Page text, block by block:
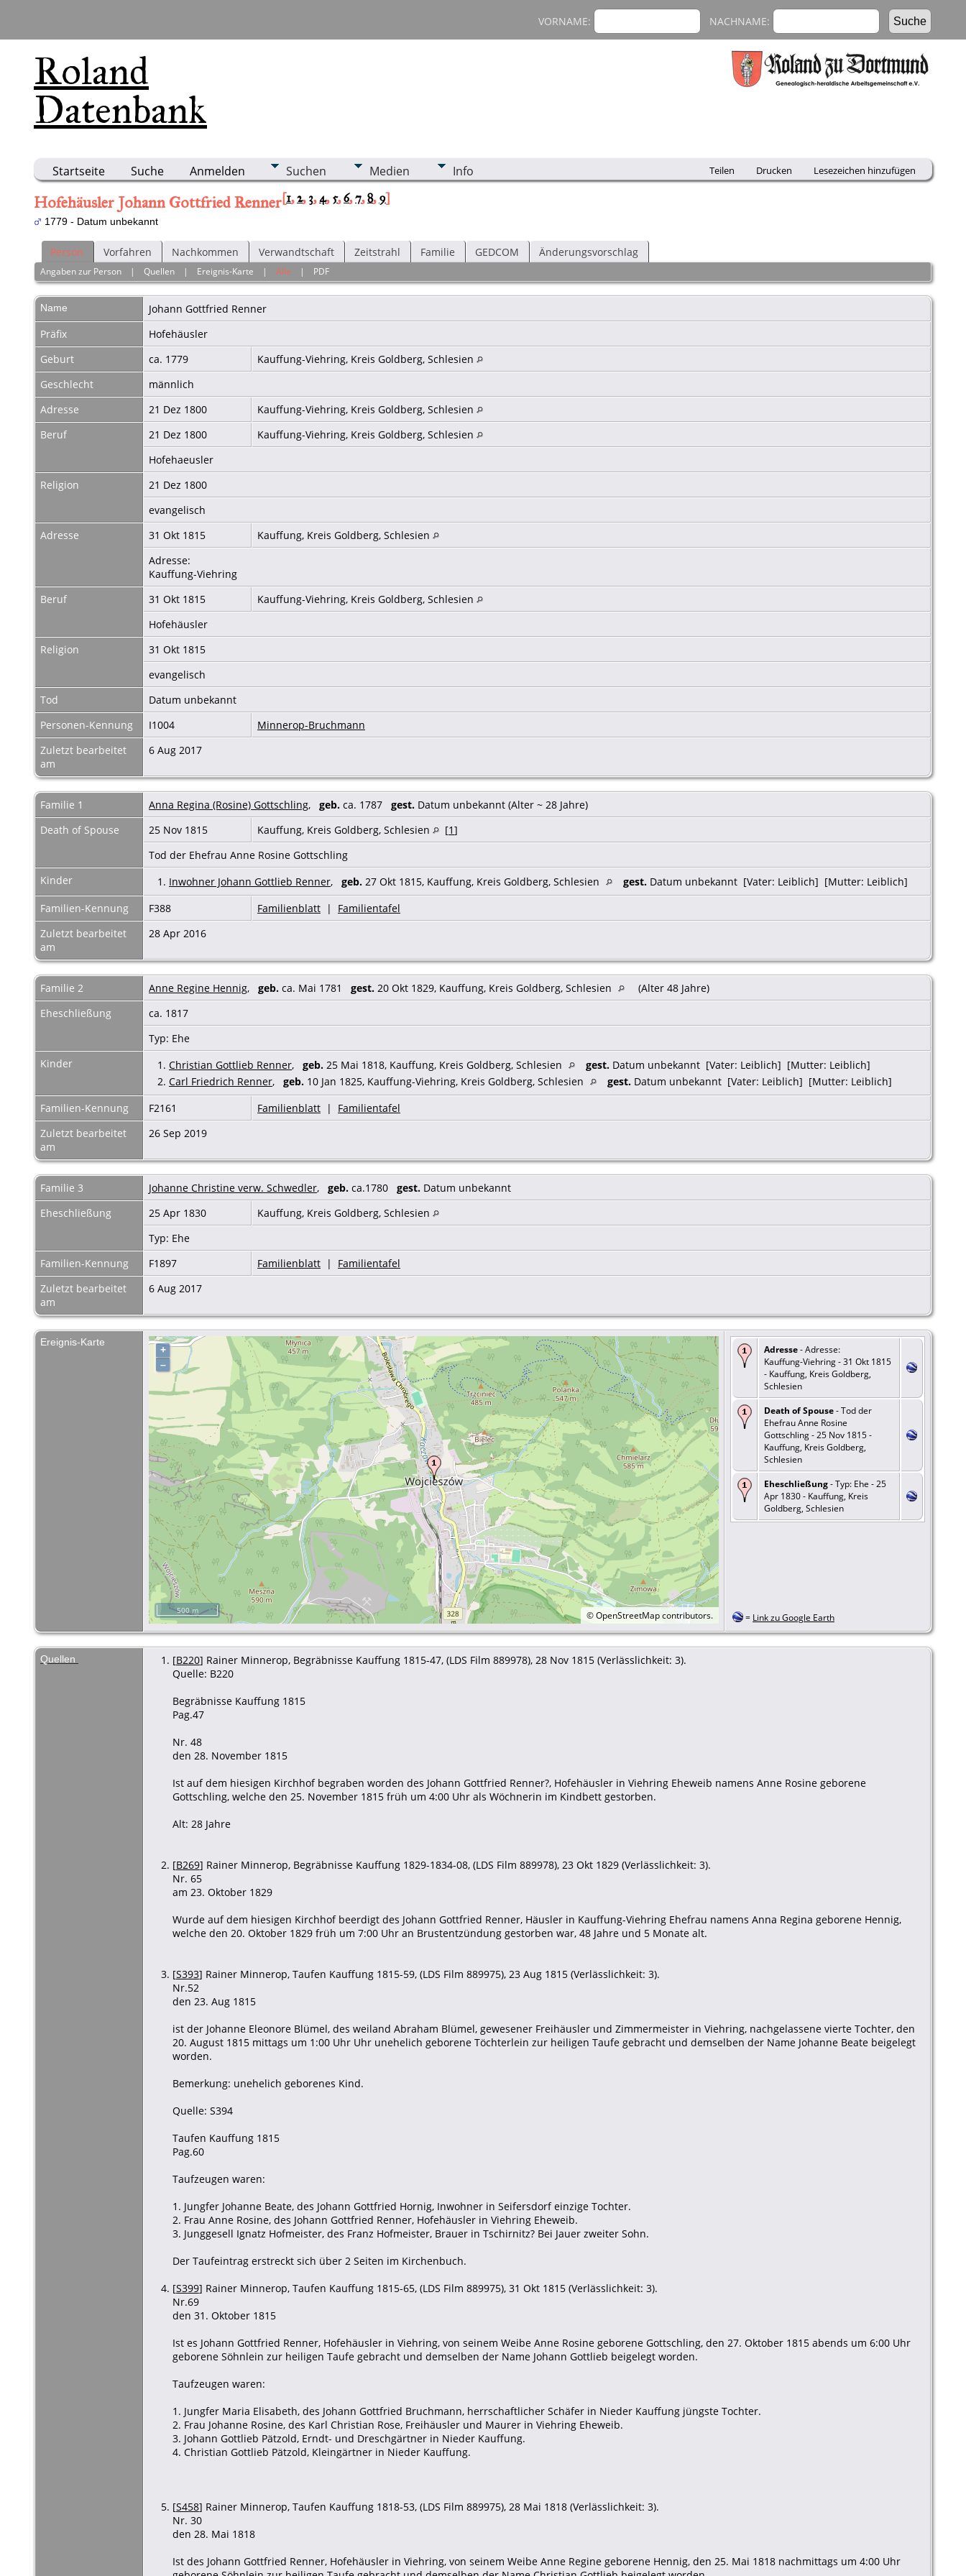
Roland
Datenbank
VORNAME: NACHNAME:
Startseite Suche Anmelden Suchen Medien Info Teilen Drucken Lesezeichen hinzufügen
Hofehäusler Johann Gottfried Renner[1,2,3,4,5,6,7,8,9]
1779 - Datum unbekannt
Person Vorfahren Nachkommen Verwandtschaft Zeitstrahl Familie GEDCOM Änderungsvorschlag
Angaben zur Person |Quellen | Ereignis-Karte |Alle | PDF
Name Johann Gottfried Renner
Präfix
Hofehäusler
Geburt
ca. 1779
Kauffung-Viehring, Kreis Goldberg, Schlesien
Geschlecht
männlich
Adresse
21 Dez 1800
Kauffung-Viehring, Kreis Goldberg, Schlesien
Beruf
21 Dez 1800
Kauffung-Viehring, Kreis Goldberg, Schlesien
Hofehaeusler
Religion
21 Dez 1800
evangelisch
Adresse
31 Okt 1815
Kauffung, Kreis Goldberg, Schlesien
Adresse:
Kauffung-Viehring
Beruf
31 Okt 1815
Kauffung-Viehring, Kreis Goldberg, Schlesien
Hofehäusler
Religion
31 Okt 1815
evangelisch
Tod
Datum unbekannt
Personen-Kennung
I1004
Minnerop-Bruchmann
Zuletzt bearbeitet
am
6 Aug 2017
Familie 1 Anna Regina (Rosine) Gottschling, geb. ca. 1787 gest. Datum unbekannt (Alter ~ 28 Jahre)
Death of Spouse
25 Nov 1815 Kauffung, Kreis Goldberg, Schlesien [1]
Tod der Ehefrau Anne Rosine Gottschling
Kinder
1. Inwohner Johann Gottlieb Renner, geb. 27 Okt 1815, Kauffung, Kreis Goldberg, Schlesien gest. Datum unbekannt [Vater: Leiblich] [Mutter: Leiblich]
Familien-Kennung
F388 Familienblatt | Familientafel
Zuletzt bearbeitet
am
28 Apr 2016
Familie 2 Anne Regine Hennig, geb. ca. Mai 1781 gest. 20 Okt 1829, Kauffung, Kreis Goldberg, Schlesien
(Alter 48 Jahre)
Eheschließung
ca. 1817
Typ: Ehe
Kinder
1. Christian Gottlieb Renner, geb. 25 Mai 1818, Kauffung, Kreis Goldberg, Schlesien gest. Datum unbekannt [Vater: Leiblich] [Mutter: Leiblich]
2. Carl Friedrich Renner, geb. 10 Jan 1825, Kauffung-Viehring, Kreis Goldberg, Schlesien gest. Datum unbekannt [Vater: Leiblich] [Mutter: Leiblich]
Familien-Kennung
F2161 Familienblatt | Familientafel
Zuletzt bearbeitet
am
26 Sep 2019
Familie 3 Johanne Christine verw. Schwedler, geb. ca.1780 gest. Datum unbekannt
Eheschließung
25 Apr 1830
Kauffung, Kreis Goldberg, Schlesien
Typ: Ehe
Familien-Kennung
F1897 Familienblatt | Familientafel
Zuletzt bearbeitet
am
6 Aug 2017
Ereignis-Karte
+
–
©OpenStreetMapcontributors.
500 m
Adresse- Adresse:
Kauffung-Viehring - 31 Okt 1815
- Kauffung, Kreis Goldberg,
Schlesien
Death of Spouse- Tod der
Ehefrau Anne Rosine
Gottschling - 25 Nov 1815 -
Kauffung, Kreis Goldberg,
Schlesien
Eheschließung- Typ: Ehe - 25
Apr 1830 - Kauffung, Kreis
Goldberg, Schlesien
= Link zu Google Earth
Quellen [B220] Rainer Minnerop, Begräbnisse Kauffung 1815-47, (LDS Film 889978), 28 Nov 1815 (Verlässlichkeit: 3).
Quelle: B220
Begräbnisse Kauffung 1815
Pag.47
Nr. 48
den 28. November 1815
Ist auf dem hiesigen Kirchhof begraben worden des Johann Gottfried Renner?, Hofehäusler in Viehring Eheweib namens Anne Rosine geborene
Gottschling, welche den 25. November 1815 früh um 4:00 Uhr als Wöchnerin im Kindbett gestorben.
Alt: 28 Jahre
[B269] Rainer Minnerop, Begräbnisse Kauffung 1829-1834-08, (LDS Film 889978), 23 Okt 1829 (Verlässlichkeit: 3).
Nr. 65
am 23. Oktober 1829
Wurde auf dem hiesigen Kirchhof beerdigt des Johann Gottfried Renner, Häusler in Kauffung-Viehring Ehefrau namens Anna Regina geborene Hennig,
welche den 20. Oktober 1829 früh um 7:00 Uhr an Brustentzündung gestorben war, 48 Jahre und 5 Monate alt.
[S393] Rainer Minnerop, Taufen Kauffung 1815-59, (LDS Film 889975), 23 Aug 1815 (Verlässlichkeit: 3).
Nr.52
den 23. Aug 1815
ist der Johanne Eleonore Blümel, des weiland Abraham Blümel, gewesener Freihäusler und Zimmermeister in Viehring, nachgelassene vierte Tochter, den
20. August 1815 mittags um 1:00 Uhr Uhr unehelich geborene Töchterlein zur heiligen Taufe gebracht und demselben der Name Johanne Beate beigelegt
worden.
Bemerkung: unehelich geborenes Kind.
Quelle: S394
Taufen Kauffung 1815
Pag.60
Taufzeugen waren:
1. Jungfer Johanne Beate, des Johann Gottfried Hornig, Inwohner in Seifersdorf einzige Tochter.
2. Frau Anne Rosine, des Johann Gottfried Renner, Hofehäusler in Viehring Eheweib.
3. Junggesell Ignatz Hofmeister, des Franz Hofmeister, Brauer in Tschirnitz? Bei Jauer zweiter Sohn.
Der Taufeintrag erstreckt sich über 2 Seiten im Kirchenbuch.
[S399] Rainer Minnerop, Taufen Kauffung 1815-65, (LDS Film 889975), 31 Okt 1815 (Verlässlichkeit: 3).
Nr.69
den 31. Oktober 1815
Ist es Johann Gottfried Renner, Hofehäusler in Viehring, von seinem Weibe Anne Rosine geborene Gottschling, den 27. Oktober 1815 abends um 6:00 Uhr
geborene Söhnlein zur heiligen Taufe gebracht und demselben der Name Johann Gottlieb beigelegt worden.
Taufzeugen waren:
1. Jungfer Maria Elisabeth, des Johann Gottfried Bruchmann, herrschaftlicher Schäfer in Nieder Kauffung jüngste Tochter.
2. Frau Johanne Rosine, des Karl Christian Rose, Freihäusler und Maurer in Viehring Eheweib.
3. Johann Gottlieb Pätzold, Erndt- und Dreschgärtner in Nieder Kauffung.
4. Christian Gottlieb Pätzold, Kleingärtner in Nieder Kauffung.
[S458] Rainer Minnerop, Taufen Kauffung 1818-53, (LDS Film 889975), 28 Mai 1818 (Verlässlichkeit: 3).
Nr. 30
den 28. Mai 1818
Ist des Johann Gottfried Renner, Hofehäusler in Viehring, von seinem Weibe Anne Regine geborene Hennig, den 25. Mai 1818 nachmittags um 4:00 Uhr